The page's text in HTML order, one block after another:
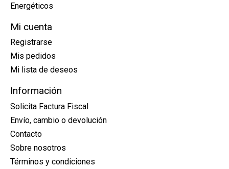
Energéticos
Mi cuenta
Registrarse
Mis pedidos
Mi lista de deseos
Información
Solicita Factura Fiscal
Envío, cambio o devolución
Contacto
Sobre nosotros
Términos y condiciones